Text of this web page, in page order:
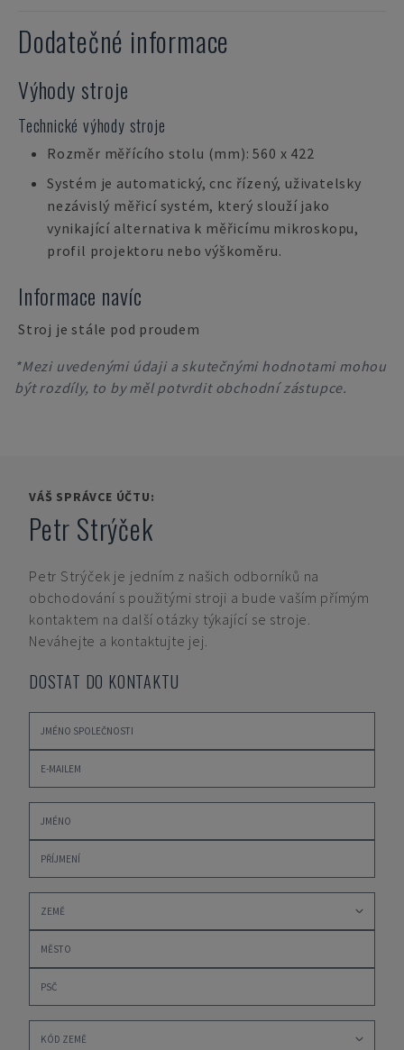
Dodatečné informace
Výhody stroje
Technické výhody stroje
Rozměr měřícího stolu (mm): 560 x 422
Systém je automatický, cnc řízený, uživatelsky
nezávislý měřicí systém, který slouží jako
vynikající alternativa k měřicímu mikroskopu,
profil projektoru nebo výškoměru.
Informace navíc
Stroj je stále pod proudem
*Mezi uvedenými údaji a skutečnými hodnotami mohou
být rozdíly, to by měl potvrdit obchodní zástupce.
VÁŠ SPRÁVCE ÚČTU:
Petr Strýček
Petr Strýček je jedním z našich odborníků na
obchodování s použitými stroji a bude vaším přímým
kontaktem na další otázky týkající se stroje.
Neváhejte a kontaktujte jej.
DOSTAT DO KONTAKTU